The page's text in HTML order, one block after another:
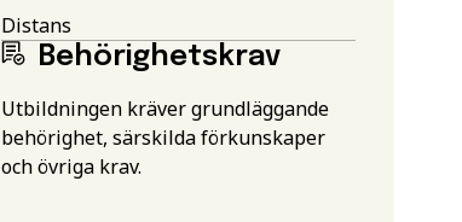
Distans
Behörighetskrav
Utbildningen kräver grundläggande
behörighet, särskilda förkunskaper
och övriga krav.